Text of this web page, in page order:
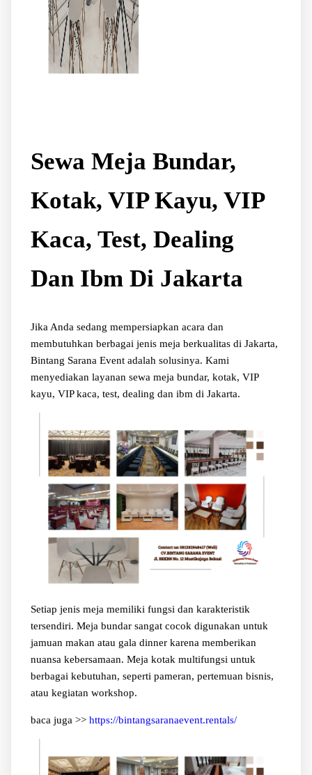
Sewa Meja Bundar,
Kotak, VIP Kayu, VIP
Kaca, Test, Dealing
Dan Ibm Di Jakarta
Jika Anda sedang mempersiapkan acara dan
membutuhkan berbagai jenis meja berkualitas di Jakarta,
Bintang Sarana Event adalah solusinya. Kami
menyediakan layanan sewa meja bundar, kotak, VIP
kayu, VIP kaca, test, dealing dan ibm di Jakarta.
Setiap jenis meja memiliki fungsi dan karakteristik
tersendiri. Meja bundar sangat cocok digunakan untuk
jamuan makan atau gala dinner karena memberikan
nuansa kebersamaan. Meja kotak multifungsi untuk
berbagai kebutuhan, seperti pameran, pertemuan bisnis,
atau kegiatan workshop.
baca juga >>https://bintangsaranaevent.rentals/